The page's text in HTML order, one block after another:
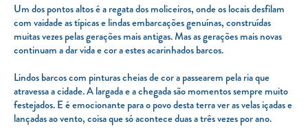
Um dos pontos altos é a regata dos moliceiros, onde os locais desfilam
com vaidade as típicas e lindas embarcações genuínas, construídas
muitas vezes pelas gerações mais antigas. Mas as gerações mais novas
continuam a dar vida e cor a estes acarinhados barcos.
Lindos barcos com pinturas cheias de cor a passearem pela ria que
atravessa a cidade. A largada e a chegada são momentos sempre muito
festejados. E é emocionante para o povo desta terra ver as velas içadas e
lançadas ao vento, coisa que só acontece duas a três vezes por ano.